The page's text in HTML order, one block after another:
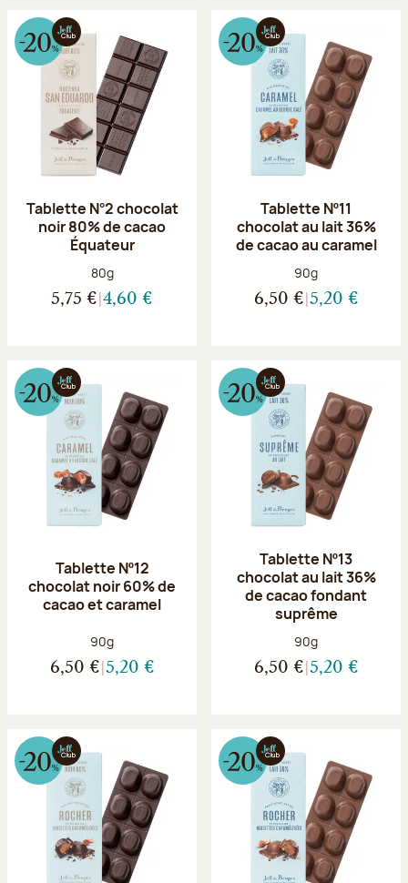
Tablette N°2 chocolat
noir 80% de cacao
Équateur
Poids net :
80g
5,75 € 4,60 €
Tablette Nº11
chocolat au lait 36%
de cacao au caramel
Poids net :
90g
6,50 € 5,20 €
Tablette Nº12
chocolat noir 60% de
cacao et caramel
Poids net :
90g
6,50 € 5,20 €
Tablette Nº13
chocolat au lait 36%
de cacao fondant
suprême
Poids net :
90g
6,50 € 5,20 €